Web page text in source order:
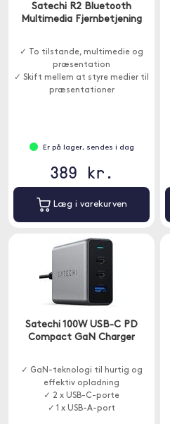
Satechi R2 Bluetooth
Multimedia Fjernbetjening
✓ To tilstande, multimedie og
præsentation
✓ Skift mellem at styre medier til
præsentationer
Er på lager, sendes i dag
389 kr.
Læg i varekurven
Satechi 100W USB-C PD
Compact GaN Charger
✓ GaN-teknologi til hurtig og
effektiv opladning
✓ 2 x USB-C-porte
✓ 1 x USB-A-port